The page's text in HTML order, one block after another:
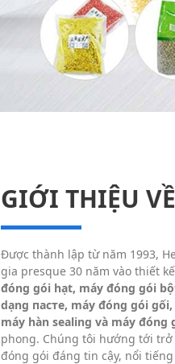
GIỚI THIỆU
Được thành lập từ năm 1993,
gia presque 30 năm vào thiết
đóng gói hạt, máy đóng gói
dạng пастe, máy đóng gói
máy hàn sealing và máy đóng
phong. Chúng tôi hướng tới
đóng gói đáng tin cậy, nổi